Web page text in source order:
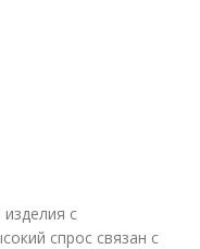
с
спрос связан с